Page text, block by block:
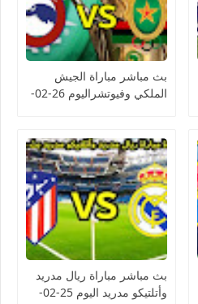
بث مباشر مباراة الجيش
الملكي وفيوتشراليوم 26-02-
بث مباشر مباراة ريال مدريد
وأتلتيكو مدريد اليوم 25-02-